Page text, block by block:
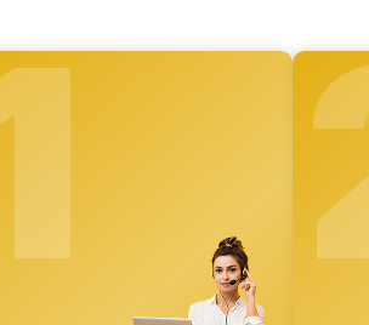
запускается тепловизионный
и гаснет
линза видоискателя